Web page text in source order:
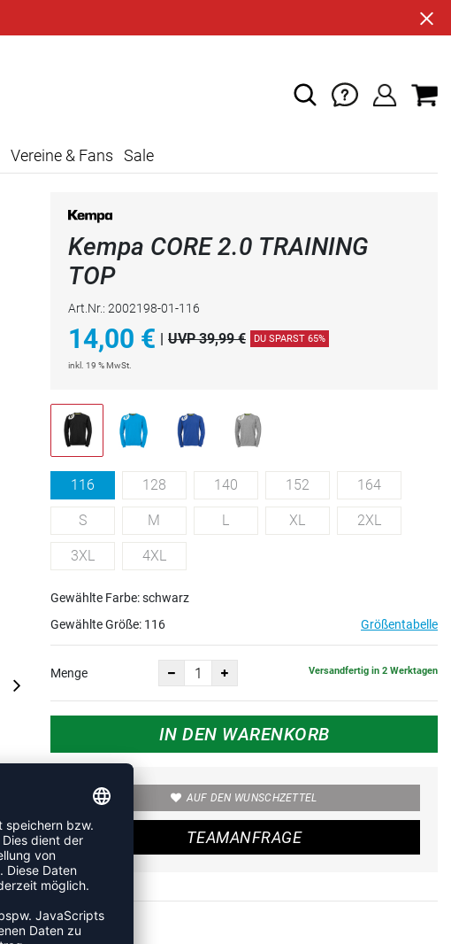
Vereine & Fans Sale
Kempa CORE 2.0 TRAINING
TOP
Art.Nr.: 2002198-01-116
14,00 € | UVP 39,99 € DU SPARST 65%
inkl. 19 % MwSt.
116 128 140 152 164
S M L XL 2XL
3XL 4XL
Gewählte Farbe: schwarz
Gewählte Größe: 116 Größentabelle
Menge Versandfertig in 2 Werktagen
IN DEN WARENKORB
AUF DEN WUNSCHZETTEL
TEAMANFRAGE